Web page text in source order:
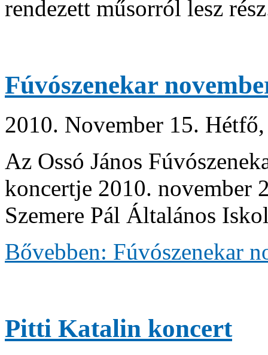
rendezett műsorról lesz
Fúvószenekar
2010. November 15.
Az Ossó János
koncertje 2010. november
Szemere Pál Általános
Bővebben: Fúvószenekar
Pitti Katalin koncert